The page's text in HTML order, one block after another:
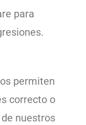
para
permiten
correcto o
nuestros